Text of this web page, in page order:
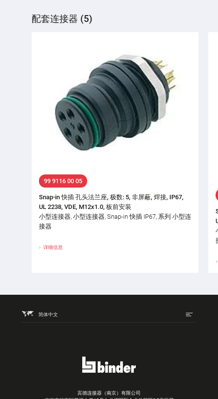
配套连接器 (5)
99 9116 00 05
Snap-in 快插 孔头法兰座, 极数: 5, 非屏蔽, 焊接, IP67,
UL 2238, VDE, M12x1.0, 板前安装
小型连接器, 小型连接器, Snap-in 快插 IP67, 系列 小型连
接器
详细信息
简体中文
宾德连接器（南京）有限公司